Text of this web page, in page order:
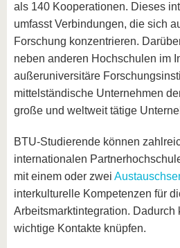
als 140 Kooperationen. Dieses
umfasst Verbindungen, die sich
Forschung konzentrieren.
neben anderen Hochschulen im
außeruniversitäre
mittelständische Unternehmen
große und weltweit tätige
BTU-Studierende können
internationalen
mit einem oder zwei
interkulturelle Kompetenzen für
Arbeitsmarktintegration. Dadurch
wichtige Kontakte knüpfen.